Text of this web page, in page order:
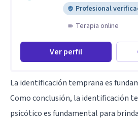
Profesional
Terapia online
Ver perfil
La identificación temprana es
Como conclusión, la identificación
psicótico es fundamental para